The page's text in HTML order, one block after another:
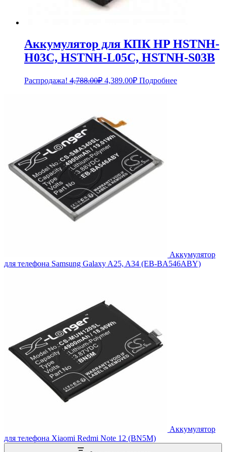
Аккумулятор для КПК HP HSTNH-
H03C, HSTNH-L05C, HSTNH-S03B
Распродажа! 4,788.00₽ Первоначальная
4,389.00₽Текущая
цена:
Подробнее
Аккумулятор
для телефона Samsung Galaxy A25, A34 (EB-BA546ABY)
Аккумулятор
для телефона Xiaomi Redmi Note 12 (BN5M)